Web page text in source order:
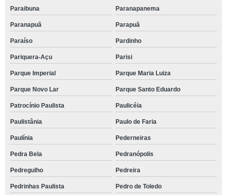
Paraibuna Paranapanema
Paranapuã Parapuã
Paraíso Pardinho
Pariquera-Açu Parisi
Parque Imperial Parque Maria Luiza
Parque Novo Lar Parque Santo Eduardo
Patrocínio Paulista Paulicéia
Paulistânia Paulo de Faria
Paulínia Pederneiras
Pedra Bela Pedranópolis
Pedregulho Pedreira
Pedrinhas Paulista Pedro de Toledo